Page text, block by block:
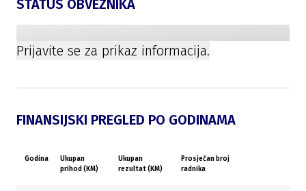
STATUS OBVEZNIKA
Prijavite se za prikaz informacija.
FINANSIJSKI PREGLED PO GODINAMA
Godina
Ukupan
prihod (KM)
Ukupan
rezultat (KM)
Prosječan broj
radnika